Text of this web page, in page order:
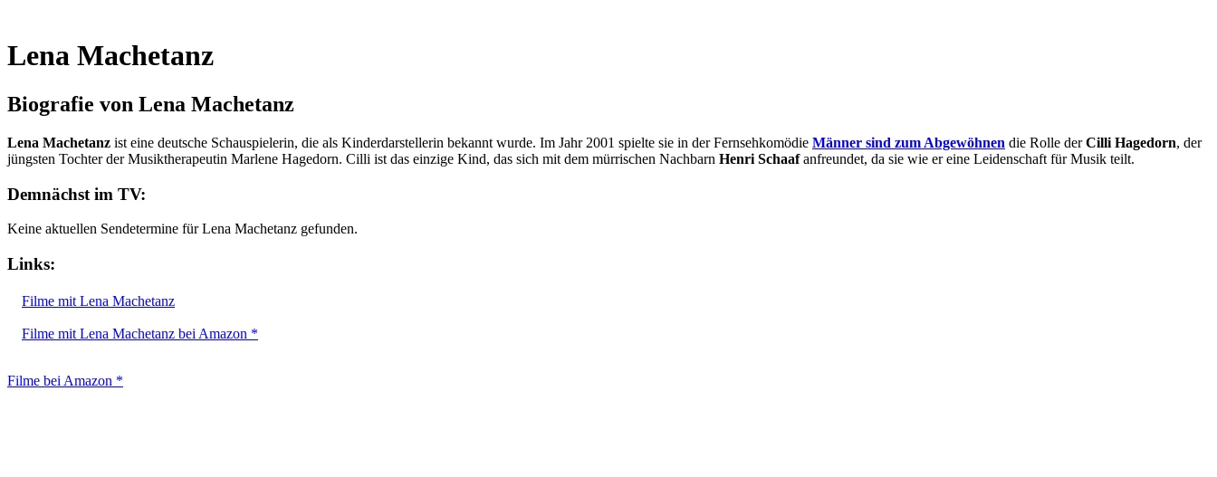
Lena Machetanz
Biografie von Lena Machetanz
Lena Machetanz ist eine deutsche Schauspielerin, die als Kinderdarstellerin bekannt wurde. Im Jahr 2001 spielte sie in der Fernsehkomödie Männer sind zum Abgewöhnen die Rolle derCilli Hagedorn, der
jüngsten Tochter der Musiktherapeutin Marlene Hagedorn. Cilli ist das einzige Kind, das sich mit dem mürrischen Nachbarn Henri Schaafanfreundet, da sie wie er eine Leidenschaft für Musik teilt.
Demnächst im TV:
Keine aktuellen Sendetermine für Lena Machetanz gefunden.
Links:
Filme mit Lena Machetanz
Filme mit Lena Machetanz bei Amazon *
Filme bei Amazon *